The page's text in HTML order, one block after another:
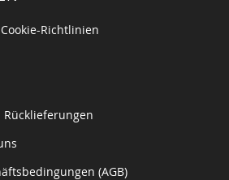
Richtlinien
(AGB)